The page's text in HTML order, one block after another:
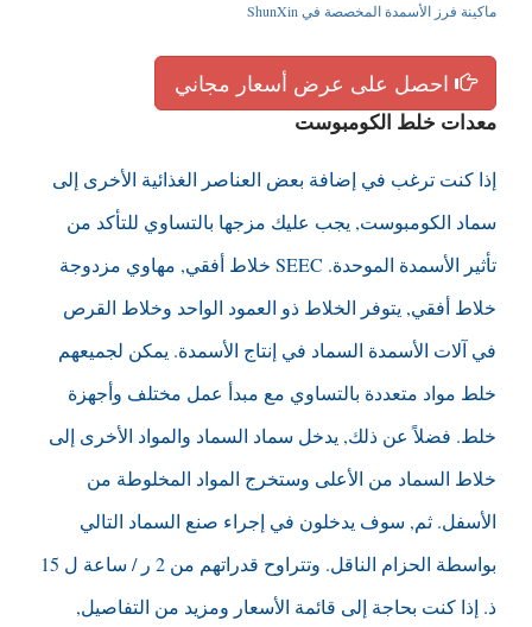
ماكينة فرز الأسمدة المخصصة في ShunXin
احصل على عرض أسعار مجاني
معدات خلط الكومبوست
إذا كنت ترغب في إضافة بعض العناصر الغذائية الأخرى إلى
سماد الكومبوست, يجب عليك مزجها بالتساوي للتأكد من
تأثير الأسمدة الموحدة. SEEC خلاط أفقي, مهاوي مزدوجة
خلاط أفقي, يتوفر الخلاط ذو العمود الواحد وخلاط القرص
في آلات الأسمدة السماد في إنتاج الأسمدة. يمكن لجميعهم
خلط مواد متعددة بالتساوي مع مبدأ عمل مختلف وأجهزة
خلط. فضلاً عن ذلك, يدخل سماد السماد والمواد الأخرى إلى
خلاط السماد من الأعلى وستخرج المواد المخلوطة من
الأسفل. ثم, سوف يدخلون في إجراء صنع السماد التالي
بواسطة الحزام الناقل. وتتراوح قدراتهم من 2 ر / ساعة ل 15
ذ. إذا كنت بحاجة إلى قائمة الأسعار ومزيد من التفاصيل,